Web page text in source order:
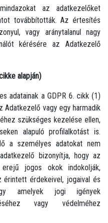
az adatkezelőket
továbbították. Az értesítés
vagy aránytalanul nagy
kérésére az Adatkezelő
alapján)
adatainak a GDPR 6. cikk (1)
Adatkezelő vagy egy harmadik
szükséges kezelése ellen,
alapuló profilalkotást is.
a személyes adatokat nem
bizonyítja, hogy az
jogos okok indokolják,
érdekeivel, jogaival és
amelyek jogi igények
vagy védelméhez